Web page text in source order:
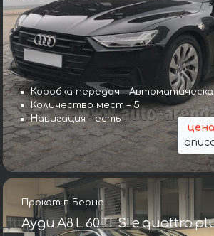
Коробка передач –
Количество мест – 5
Навигация – есть
Прокат в Берне
Ауди A8 L 60 TFSI e quattro